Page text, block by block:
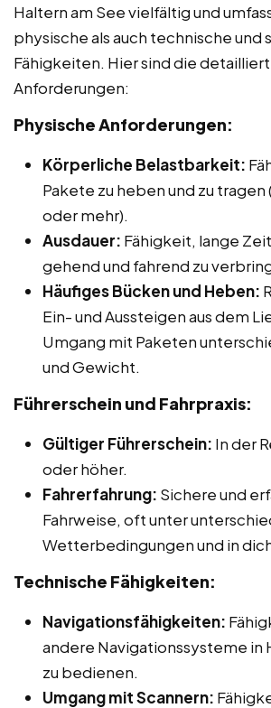
Haltern am See vielfältig und
physische als auch technische und
Fähigkeiten. Hier sind die
Anforderungen:
Physische Anforderungen:
Körperliche Belastbarkeit:
Pakete zu heben und zu
oder mehr).
Ausdauer: Fähigkeit, lange
gehend und fahrend zu
Häufiges Bücken und Heben:
Ein- und Aussteigen aus dem
Umgang mit Paketen
und Gewicht.
Führerschein und Fahrpraxis:
Gültiger Führerschein: In der
oder höher.
Fahrerfahrung: Sichere und
Fahrweise, oft unter
Wetterbedingungen und in
Technische Fähigkeiten:
Navigationsfähigkeiten:
andere Navigationssysteme in
zu bedienen.
Umgang mit Scannern: